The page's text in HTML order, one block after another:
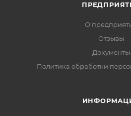
О
Отзывы
Документы
Политика обработки